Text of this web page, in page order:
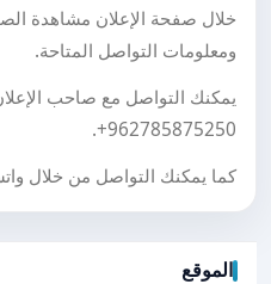
خلال صفحة الإعلان مشاهدة
ومعلومات التواصل المتاحة.
يمكنك التواصل مع صاحب
+962785875250
.
كما يمكنك التواصل من خلال
الموقع